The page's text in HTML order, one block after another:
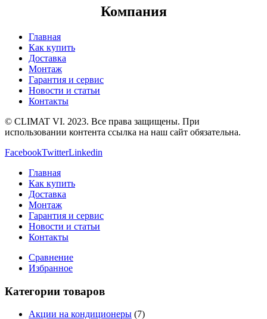
Компания
Главная
Как купить
Доставка
Монтаж
Гарантия и сервис
Новости и статьи
Контакты
© CLIMAT VI. 2023. Все права защищены. При
использовании контента ссылка на наш сайт обязательна.
FacebookTwitterLinkedin
Главная
Как купить
Доставка
Монтаж
Гарантия и сервис
Новости и статьи
Контакты
Сравнение
Избранное
Категории товаров
Акции на кондиционеры (7)